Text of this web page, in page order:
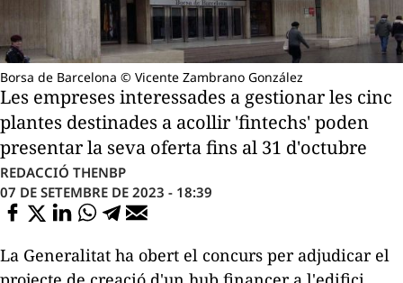
Borsa de Barcelona © Vicente Zambrano González
Les empreses interessades a gestionar les cinc
plantes destinades a acollir 'fintechs' poden
presentar la seva oferta fins al 31 d'octubre
REDACCIÓ THENBP
07 DE SETEMBRE DE 2023 - 18:39
La Generalitat ha obert el concurs per adjudicar el